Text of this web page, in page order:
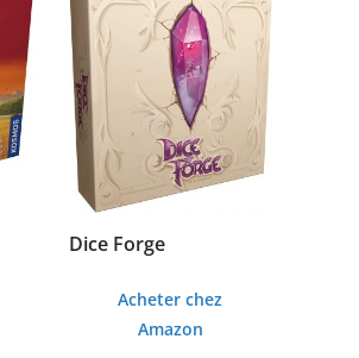
Dice Forge
Acheter chez
Amazon